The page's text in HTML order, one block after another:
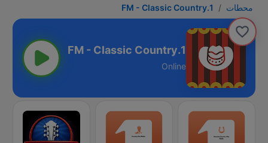
محطات 1.FM - Classic Country
1.FM - Classic Country
Online